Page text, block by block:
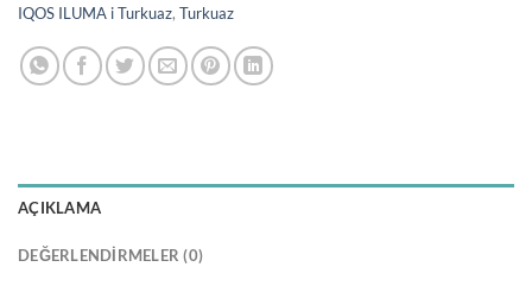
IQOS ILUMA i Turkuaz, Turkuaz
AÇIKLAMA
DEĞERLENDIRMELER (0)